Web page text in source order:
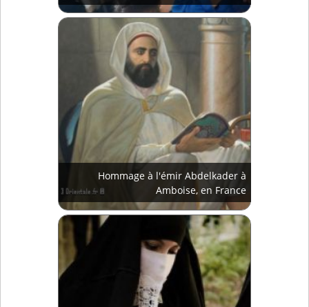
Hommage à l'émir Abdelkader à
Amboise, en France